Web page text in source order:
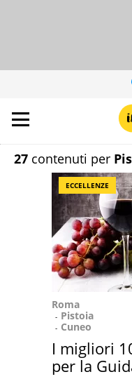
27 contenuti per
ECCELLENZE
Roma
Pistoia
Cuneo
I migliori
per la